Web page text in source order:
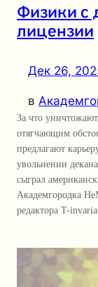
Физики с
лицензии
Дек 26,
в
За что
отягчающим
предлагают
увольнении
сыграл
Академгородка
редактора T-